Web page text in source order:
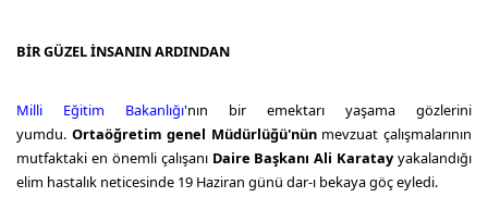
BİR GÜZEL İNSANIN ARDINDAN
Milli Eğitim Bakanlığı'nın bir emektarı yaşama gözlerini
yumdu. Ortaöğretim genel Müdürlüğü'nün mevzuat çalışmalarının
mutfaktaki en önemli çalışanı Daire Başkanı Ali Karatayyakalandığı
elim hastalık neticesinde 19 Haziran günü dar-ı bekaya göç eyledi.